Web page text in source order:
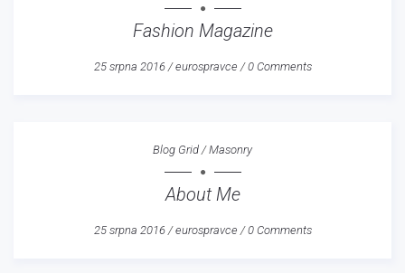
Fashion Magazine
25 srpna 2016/eurospravce /0 Comments
Blog Grid /Masonry
About Me
25 srpna 2016/eurospravce /0 Comments